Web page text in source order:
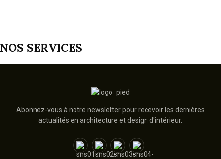
NOS SERVICES
Abonnez-vous à notre newsletter pour recevoir les dernières
actualités en architecture et design d'intérieur.